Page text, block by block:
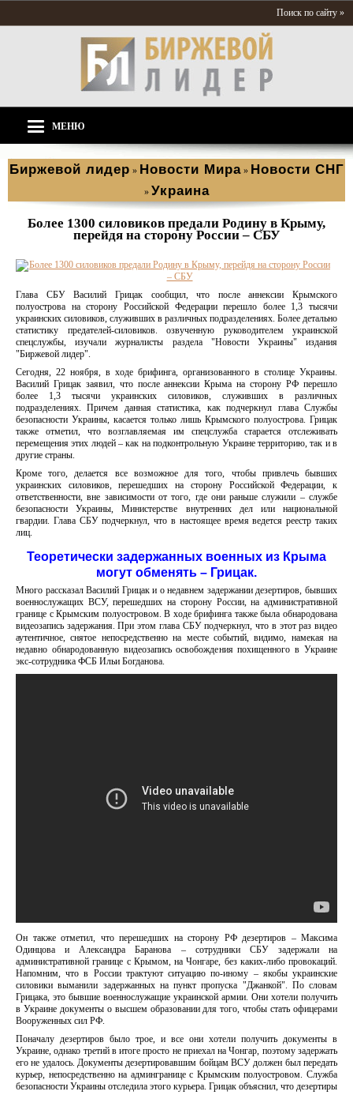
Поиск по сайту »
МЕНЮ
Биржевой лидер » Новости Мира » Новости СНГ
» Украина
Более 1300 силовиков предали Родину в Крыму,
перейдя на сторону России – СБУ
Глава СБУ Василий Грицак сообщил, что после аннексии Крымского
полуострова на сторону Российской Федерации перешло более 1,3 тысячи
украинских силовиков, служивших в различных подразделениях. Более детально
статистику предателей-силовиков. озвученную руководителем украинской
спецслужбы, изучали журналисты раздела "Новости Украины" издания
"Биржевой лидер".
Сегодня, 22 ноября, в ходе брифинга, организованного в столице Украины.
Василий Грицак заявил, что после аннексии Крыма на сторону РФ перешло
более 1,3 тысячи украинских силовиков, служивших в различных
подразделениях. Причем данная статистика, как подчеркнул глава Службы
безопасности Украины, касается только лишь Крымского полуострова. Грицак
также отметил, что возглавляемая им спецслужба старается отслеживать
перемещения этих людей – как на подконтрольную Украине территорию, так и в
другие страны.
Кроме того, делается все возможное для того, чтобы привлечь бывших
украинских силовиков, перешедших на сторону Российской Федерации, к
ответственности, вне зависимости от того, где они раньше служили – службе
безопасности Украины, Министерстве внутренних дел или национальной
гвардии. Глава СБУ подчеркнул, что в настоящее время ведется реестр таких
лиц.
Теоретически задержанных военных из Крыма
могут обменять – Грицак.
Много рассказал Василий Грицак и о недавнем задержании дезертиров, бывших
военнослужащих ВСУ, перешедших на сторону России, на административной
границе с Крымским полуостровом. В ходе брифинга также была обнародована
видеозапись задержания. При этом глава СБУ подчеркнул, что в этот раз видео
аутентичное, снятое непосредственно на месте событий, видимо, намекая на
недавно обнародованную видеозапись освобождения похищенного в Украине
экс-сотрудника ФСБ Ильи Богданова.
Он также отметил, что перешедших на сторону РФ дезертиров – Максима
Одинцова и Александра Баранова – сотрудники СБУ задержали на
административной границе с Крымом, на Чонгаре, без каких-либо провокаций.
Напомним, что в России трактуют ситуацию по-иному – якобы украинские
силовики выманили задержанных на пункт пропуска "Джанкой". По словам
Грицака, это бывшие военнослужащие украинской армии. Они хотели получить
в Украине документы о высшем образовании для того, чтобы стать офицерами
Вооруженных сил РФ.
Поначалу дезертиров было трое, и все они хотели получить документы в
Украине, однако третий в итоге просто не приехал на Чонгар, поэтому задержать
его не удалось. Документы дезертировавшим бойцам ВСУ должен был передать
курьер, непосредственно на админгранице с Крымским полуостровом. Служба
безопасности Украины отследила этого курьера. Грицак объяснил, что дезертиры